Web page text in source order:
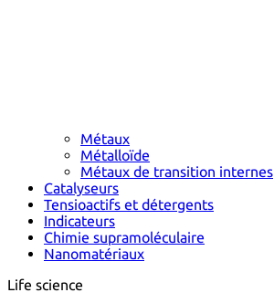
Métaux
Métalloïde
Métaux de transition internes
Catalyseurs
Tensioactifs et détergents
Indicateurs
Chimie supramoléculaire
Nanomatériaux
Life science